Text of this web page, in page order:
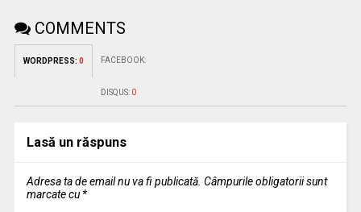
COMMENTS
WORDPRESS: 0 FACEBOOK:
DISQUS: 0
Lasă un răspuns
Adresa ta de email nu va fi publicată. Câmpurile obligatorii sunt
marcate cu *